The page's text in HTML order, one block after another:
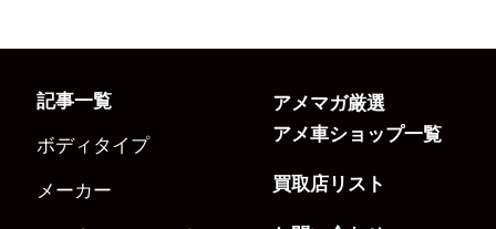
記事一覧
ボディタイプ
メーカー
アメマガ厳選
アメ車ショップ一覧
買取店リスト